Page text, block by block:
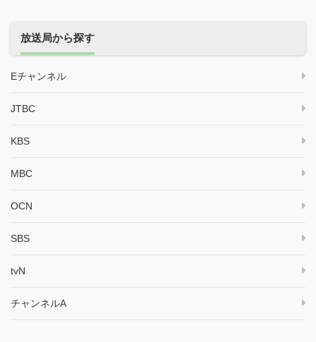
放送局から探す
Eチャンネル
JTBC
KBS
MBC
OCN
SBS
tvN
チャンネルA